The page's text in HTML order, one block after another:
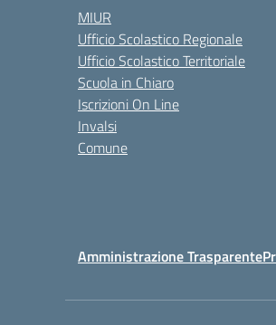
MIUR
Ufficio Scolastico Regionale
Ufficio Scolastico Territoriale
Scuola in Chiaro
Iscrizioni On Line
Invalsi
Comune
Amministrazione Trasparente